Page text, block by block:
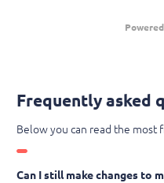
Frequently asked
Below you can read the most
Can I still make changes to